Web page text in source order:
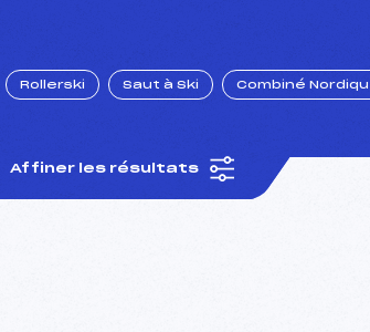
Rollerski Saut à Ski Combiné
Affiner les résultats